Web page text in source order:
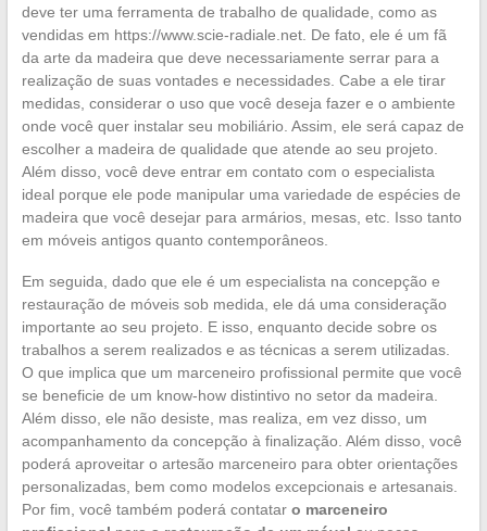
deve ter uma ferramenta de trabalho de qualidade, como as
vendidas em https://www.scie-radiale.net. De fato, ele é um fã
da arte da madeira que deve necessariamente serrar para a
realização de suas vontades e necessidades. Cabe a ele tirar
medidas, considerar o uso que você deseja fazer e o ambiente
onde você quer instalar seu mobiliário. Assim, ele será capaz de
escolher a madeira de qualidade que atende ao seu projeto.
Além disso, você deve entrar em contato com o especialista
ideal porque ele pode manipular uma variedade de espécies de
madeira que você desejar para armários, mesas, etc. Isso tanto
em móveis antigos quanto contemporâneos.
Em seguida, dado que ele é um especialista na concepção e
restauração de móveis sob medida, ele dá uma consideração
importante ao seu projeto. E isso, enquanto decide sobre os
trabalhos a serem realizados e as técnicas a serem utilizadas.
O que implica que um marceneiro profissional permite que você
se beneficie de um know-how distintivo no setor da madeira.
Além disso, ele não desiste, mas realiza, em vez disso, um
acompanhamento da concepção à finalização. Além disso, você
poderá aproveitar o artesão marceneiro para obter orientações
personalizadas, bem como modelos excepcionais e artesanais.
Por fim, você também poderá contatar o marceneiro